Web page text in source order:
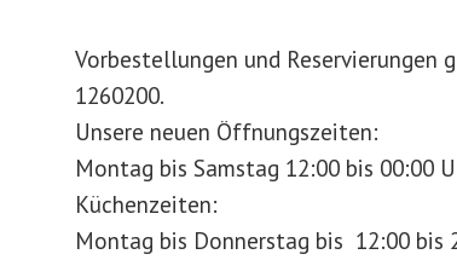
Vorbestellungen und Reservierungen
1260200.
Unsere neuen Öffnungszeiten:
Montag bis Samstag 12:00 bis 00:00
Küchenzeiten:
Montag bis Donnerstag bis 12:00 bis